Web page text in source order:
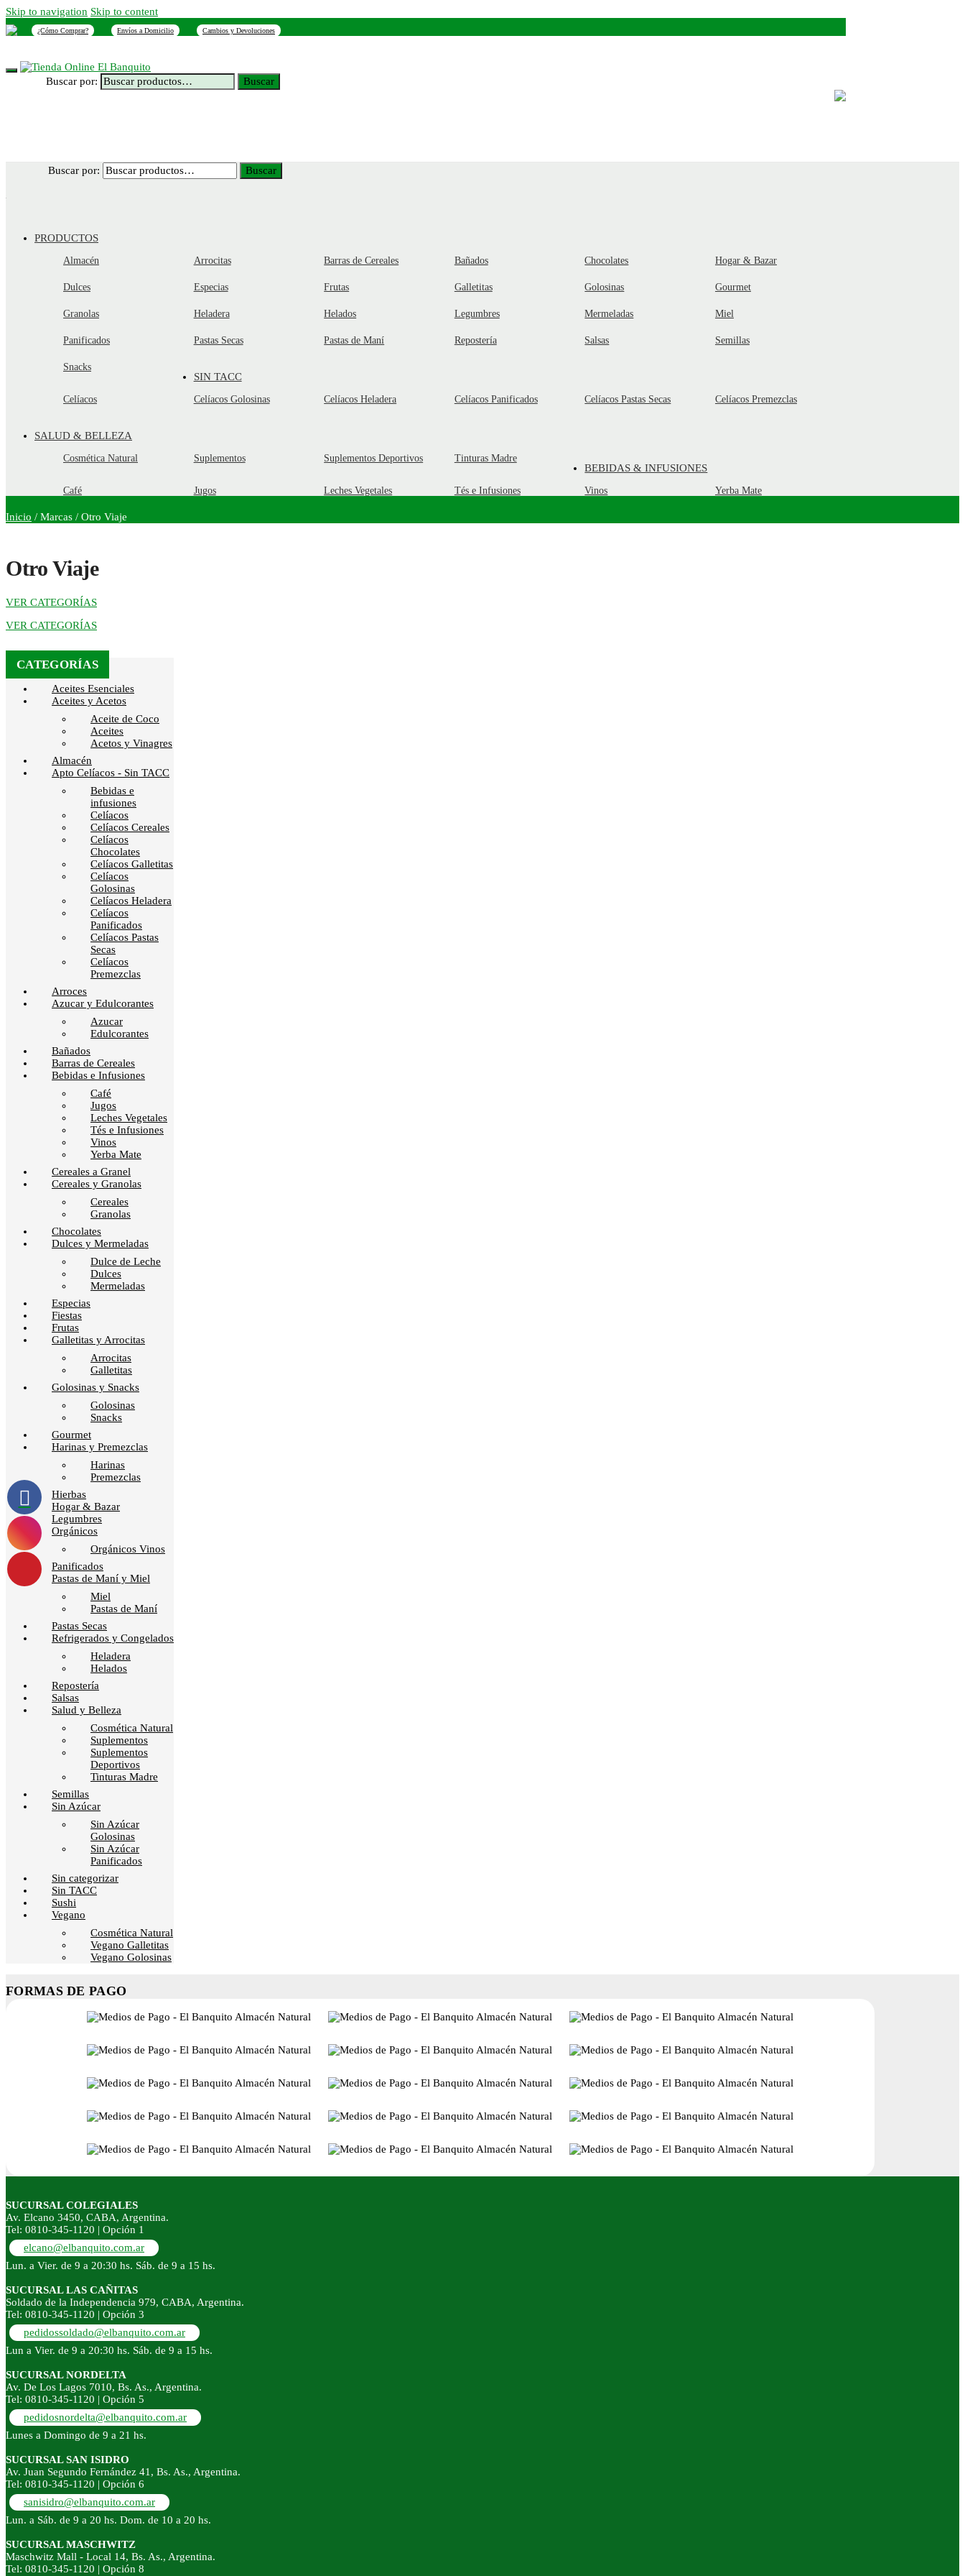
Skip to navigation Skip to content
¿Cómo Comprar? Envíos a Domicilio Cambios y Devoluciones
Buscar por: Buscar
Buscar por: Buscar
PRODUCTOS
Almacén Arrocitas Barras de Cereales Bañados Chocolates Hogar & Bazar
Dulces Especias Frutas Galletitas Golosinas Gourmet
Granolas Heladera Helados Legumbres Mermeladas Miel
Panificados Pastas Secas Pastas de Maní Repostería Salsas Semillas
Snacks
SIN TACC
Celíacos Celíacos Golosinas Celíacos Heladera Celíacos Panificados Celíacos Pastas Secas Celíacos Premezclas
SALUD & BELLEZA
Cosmética Natural Suplementos Suplementos Deportivos Tinturas Madre
BEBIDAS & INFUSIONES
Café Jugos Leches Vegetales Tés e Infusiones Vinos Yerba Mate
Inicio / Marcas / Otro Viaje
Otro Viaje
VER CATEGORÍAS
VER CATEGORÍAS
CATEGORÍAS
Aceites Esenciales
Aceites y Acetos
Aceite de Coco
Aceites
Acetos y Vinagres
Almacén
Apto Celíacos - Sin TACC
Bebidas e
infusiones
Celíacos
Celíacos Cereales
Celíacos
Chocolates
Celíacos Galletitas
Celíacos
Golosinas
Celíacos Heladera
Celíacos
Panificados
Celíacos Pastas
Secas
Celíacos
Premezclas
Arroces
Azucar y Edulcorantes
Azucar
Edulcorantes
Bañados
Barras de Cereales
Bebidas e Infusiones
Café
Jugos
Leches Vegetales
Tés e Infusiones
Vinos
Yerba Mate
Cereales a Granel
Cereales y Granolas
Cereales
Granolas
Chocolates
Dulces y Mermeladas
Dulce de Leche
Dulces
Mermeladas
Especias
Fiestas
Frutas
Galletitas y Arrocitas
Arrocitas
Galletitas
Golosinas y Snacks
Golosinas
Snacks
Gourmet
Harinas y Premezclas
Harinas
Premezclas
Hierbas
Hogar & Bazar
Legumbres
Orgánicos
Orgánicos Vinos
Panificados
Pastas de Maní y Miel
Miel
Pastas de Maní
Pastas Secas
Refrigerados y Congelados
Heladera
Helados
Repostería
Salsas
Salud y Belleza
Cosmética Natural
Suplementos
Suplementos
Deportivos
Tinturas Madre
Semillas
Sin Azúcar
Sin Azúcar
Golosinas
Sin Azúcar
Panificados
Sin categorizar
Sin TACC
Sushi
Vegano
Cosmética Natural
Vegano Galletitas
Vegano Golosinas
FORMAS DE PAGO
SUCURSAL COLEGIALES
Av. Elcano 3450, CABA, Argentina.
Tel: 0810-345-1120 | Opción 1
elcano@elbanquito.com.ar
Lun. a Vier. de 9 a 20:30 hs. Sáb. de 9 a 15 hs.
SUCURSAL LAS CAÑITAS
Soldado de la Independencia 979, CABA, Argentina.
Tel: 0810-345-1120 | Opción 3
pedidossoldado@elbanquito.com.ar
Lun a Vier. de 9 a 20:30 hs. Sáb. de 9 a 15 hs.
SUCURSAL NORDELTA
Av. De Los Lagos 7010, Bs. As., Argentina.
Tel: 0810-345-1120 | Opción 5
pedidosnordelta@elbanquito.com.ar
Lunes a Domingo de 9 a 21 hs.
SUCURSAL SAN ISIDRO
Av. Juan Segundo Fernández 41, Bs. As., Argentina.
Tel: 0810-345-1120 | Opción 6
sanisidro@elbanquito.com.ar
Lun. a Sáb. de 9 a 20 hs. Dom. de 10 a 20 hs.
SUCURSAL MASCHWITZ
Maschwitz Mall - Local 14, Bs. As., Argentina.
Tel: 0810-345-1120 | Opción 8